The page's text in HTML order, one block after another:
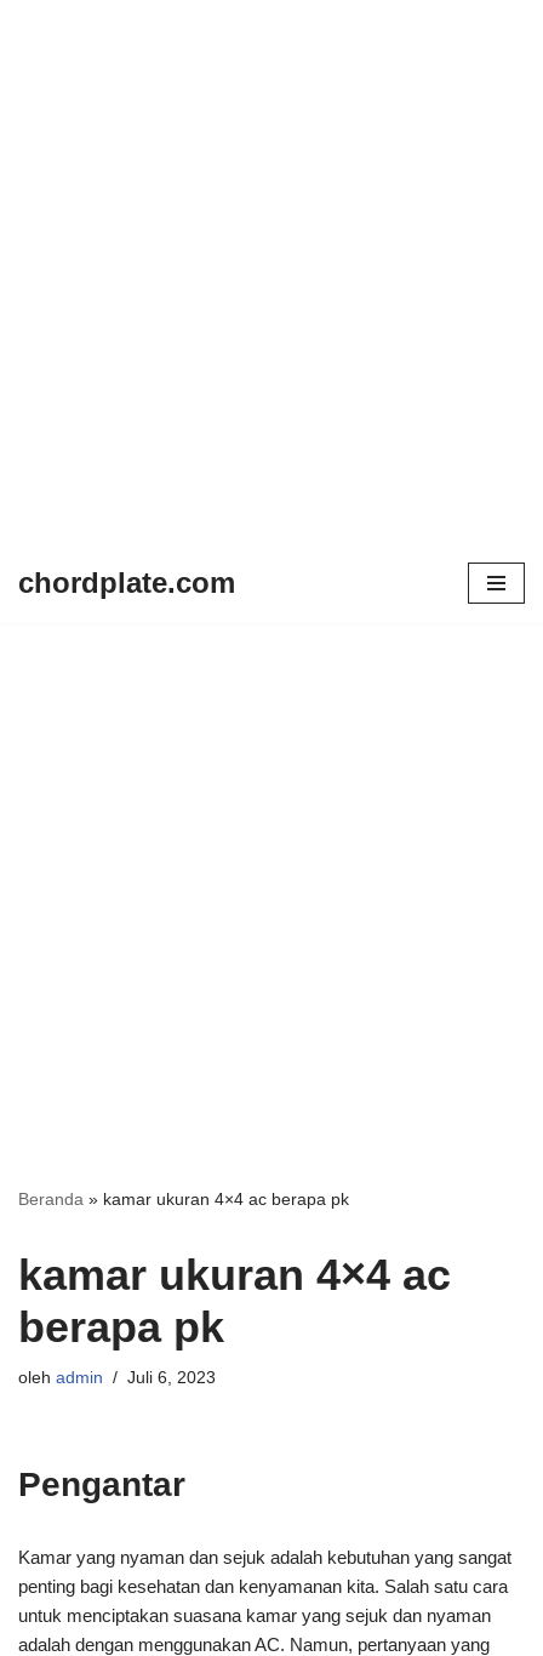
chordplate.com
Beranda » kamar ukuran 4×4 ac berapa pk
kamar ukuran 4×4 ac
berapa pk
oleh admin Juli 6, 2023
Pengantar
Kamar yang nyaman dan sejuk adalah kebutuhan yang sangat
penting bagi kesehatan dan kenyamanan kita. Salah satu cara
untuk menciptakan suasana kamar yang sejuk dan nyaman
adalah dengan menggunakan AC. Namun, pertanyaan yang